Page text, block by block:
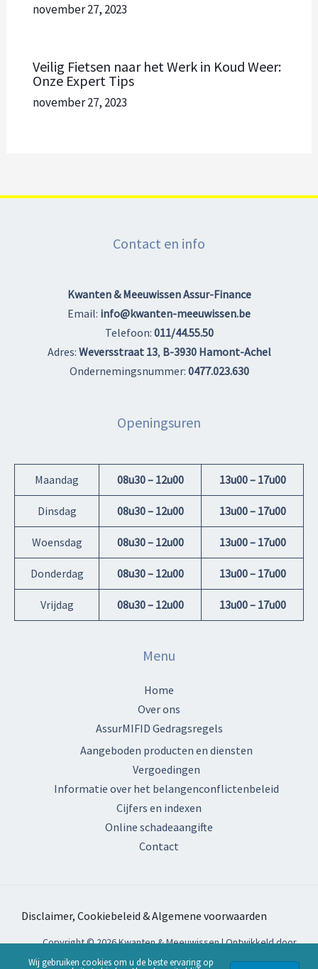
november 27, 2023
Veilig Fietsen naar het Werk in Koud Weer:
Onze Expert Tips
november 27, 2023
Contact en info
Kwanten & Meeuwissen Assur-Finance
Email: info@kwanten-meeuwissen.be
Telefoon: 011/44.55.50
Adres: Weversstraat 13, B-3930 Hamont-Achel
Ondernemingsnummer: 0477.023.630
Openingsuren
Maandag 08u30 – 12u00 13u00 – 17u00
Dinsdag 08u30 – 12u00 13u00 – 17u00
Woensdag 08u30 – 12u00 13u00 – 17u00
Donderdag 08u30 – 12u00 13u00 – 17u00
Vrijdag 08u30 – 12u00 13u00 – 17u00
Menu
Home
Over ons
AssurMIFID Gedragsregels
Aangeboden producten en diensten
Vergoedingen
Informatie over het belangenconflictenbeleid
Cijfers en indexen
Online schadeaangifte
Contact
Disclaimer, Cookiebeleid & Algemene voorwaarden
Copyright © 2026 Kwanten & Meeuwissen | Ontwikkeld door
Webassur
Wij gebruiken cookies om u de beste ervaring op